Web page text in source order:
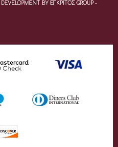
BY ΕΓΚΡΙΤΟΣ GROUP -